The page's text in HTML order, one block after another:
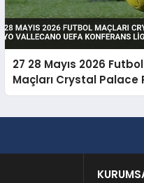
27 28 Mayıs 2026 Futbol
Maçları Crystal Palace
Vallecano UEFA